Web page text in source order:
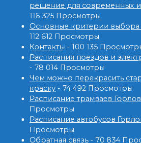
решение для современных
116 325 Просмотры
Основные критерии выбора
112 612 Просмотры
Контакты - 100 135
Расписания поездов и
- 78 014 Просмотры
Чем можно перекрасить
краску - 74 492 Просмотры
Расписание трамваев
Просмотры
Расписание автобусов
Просмотры
Обратная связь - 70 834